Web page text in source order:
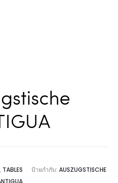
, TABLES ป้ายกำกับ: AUSZUGSTISCHE